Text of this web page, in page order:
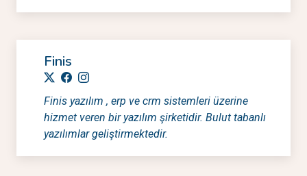
Finis
Finis yazılım , erp ve crm sistemleri üzerine
hizmet veren bir yazılım şirketidir. Bulut tabanlı
yazılımlar geliştirmektedir.